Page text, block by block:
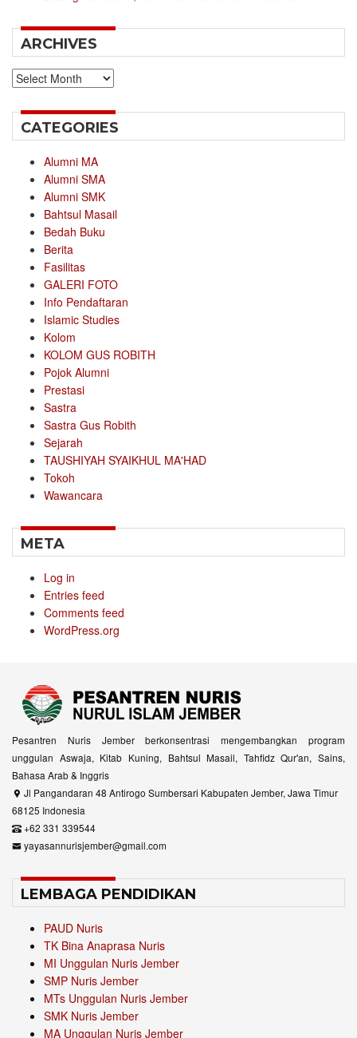
ARCHIVES
Archives
CATEGORIES
Alumni MA
Alumni SMA
Alumni SMK
Bahtsul Masail
Bedah Buku
Berita
Fasilitas
GALERI FOTO
Info Pendaftaran
Islamic Studies
Kolom
KOLOM GUS ROBITH
Pojok Alumni
Prestasi
Sastra
Sastra Gus Robith
Sejarah
TAUSHIYAH SYAIKHUL MA'HAD
Tokoh
Wawancara
META
Log in
Entries feed
Comments feed
WordPress.org
Pesantren Nuris Jember berkonsentrasi mengembangkan program
unggulan Aswaja, Kitab Kuning, Bahtsul Masail, Tahfidz Qur'an, Sains,
Bahasa Arab & Inggris
Jl Pangandaran 48 Antirogo Sumbersari Kabupaten Jember, Jawa Timur
68125 Indonesia
+62 331 339544
yayasannurisjember@gmail.com
LEMBAGA PENDIDIKAN
PAUD Nuris
TK Bina Anaprasa Nuris
MI Unggulan Nuris Jember
SMP Nuris Jember
MTs Unggulan Nuris Jember
SMK Nuris Jember
MA Unggulan Nuris Jember